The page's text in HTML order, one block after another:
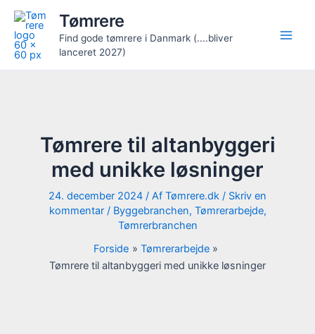
indholdet
Tømrere
Find gode tømrere i Danmark (....bliver
lanceret 2027)
Tømrere til altanbyggeri
med unikke løsninger
24. december 2024 / Af Tømrere.dk / Skriv en
kommentar / Byggebranchen, Tømrerarbejde,
Tømrerbranchen
Forside
Tømrerarbejde
Tømrere til altanbyggeri med unikke løsninger